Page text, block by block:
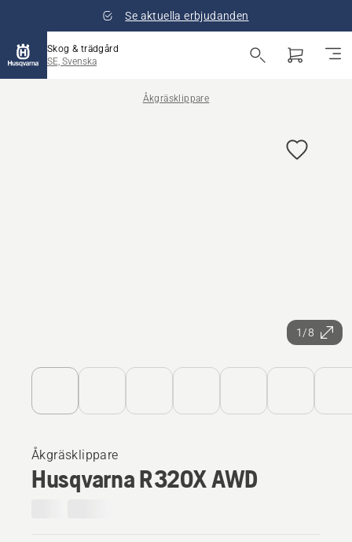
Se aktuella erbjudanden
Skog & trädgård
SE, Svenska
Åkgräsklippare
1/8
Åkgräsklippare
Husqvarna R 320X AWD